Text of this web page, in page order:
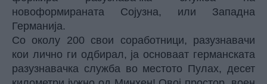
новоформираната Сојузна, или Западна
Германија.
Со околу 200 свои соработници, разузнавачи
кои лично ги одбирал, ја основаат германската
разузнавачка служба во местото Пулах, десет